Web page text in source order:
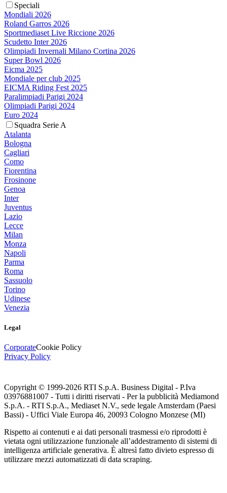
Speciali
Mondiali 2026
Roland Garros 2026
Sportmediaset Live Riccione 2026
Scudetto Inter 2026
Olimpiadi Invernali Milano Cortina 2026
Super Bowl 2026
Eicma 2025
Mondiale per club 2025
EICMA Riding Fest 2025
Paralimpiadi Parigi 2024
Olimpiadi Parigi 2024
Euro 2024
Squadra Serie A
Atalanta
Bologna
Cagliari
Como
Fiorentina
Frosinone
Genoa
Inter
Juventus
Lazio
Lecce
Milan
Monza
Napoli
Parma
Roma
Sassuolo
Torino
Udinese
Venezia
Legal
CorporateCookie Policy
Privacy Policy
Copyright © 1999-2026 RTI S.p.A. Business Digital - P.Iva
03976881007 - Tutti i diritti riservati - Per la pubblicità Mediamond
S.p.A. - RTI S.p.A., Mediaset N.V., sede legale Amsterdam (Paesi
Bassi) - Uffici Viale Europa 46, 20093 Cologno Monzese (MI)
Rispetto ai contenuti e ai dati personali trasmessi e/o riprodotti è
vietata ogni utilizzazione funzionale all’addestramento di sistemi di
intelligenza artificiale generativa. È altresì fatto divieto espresso di
utilizzare mezzi automatizzati di data scraping.